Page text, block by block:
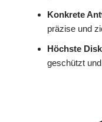
Konkrete
präzise und
Höchste
geschützt